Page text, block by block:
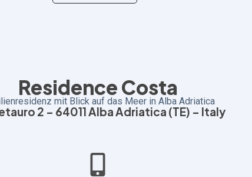
Residence Costa
mit Blick auf das Meer in Alba Adriatica
2 – 64011 Alba Adriatica (TE) – Italy